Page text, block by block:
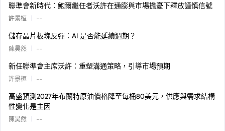
聯準會新時代：鮑爾繼任者沃許在通膨與市場擔憂下釋放謹慎信號
許景桓 --
儲存晶片板塊反彈：AI 是否能延續週期？
陳昊然 --
新任聯準會主席沃許：重塑溝通策略，引導市場預期
許景桓 --
高盛預測2027年布蘭特原油價格降至每桶80美元，供應與需求結構
性變化是主因
陳昊然 --